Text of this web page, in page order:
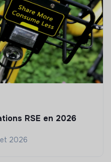
RSE en 2026
2026